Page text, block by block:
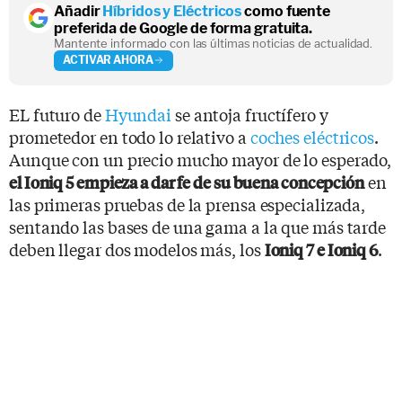
AñadirHíbridos y Eléctricoscomo fuente
preferida de Google de forma gratuita.
Mantente informado con las últimas noticias de actualidad.
ACTIVAR AHORA
EL futuro deHyundaise antoja fructífero y
prometedor en todo lo relativo a coches eléctricos.
Aunque con un precio mucho mayor de lo esperado,
el Ioniq 5 empieza a dar fe de su buena concepciónen
las primeras pruebas de la prensa especializada,
sentando las bases de una gama a la que más tarde
deben llegar dos modelos más, losIoniq 7 e Ioniq 6.